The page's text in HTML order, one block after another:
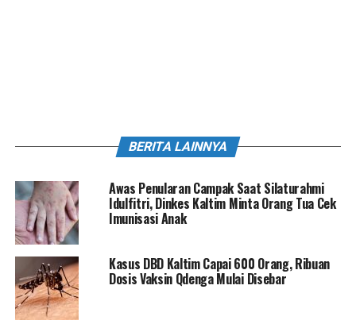
BERITA LAINNYA
Awas Penularan Campak Saat Silaturahmi
Idulfitri, Dinkes Kaltim Minta Orang Tua Cek
Imunisasi Anak
Kasus DBD Kaltim Capai 600 Orang, Ribuan
Dosis Vaksin Qdenga Mulai Disebar